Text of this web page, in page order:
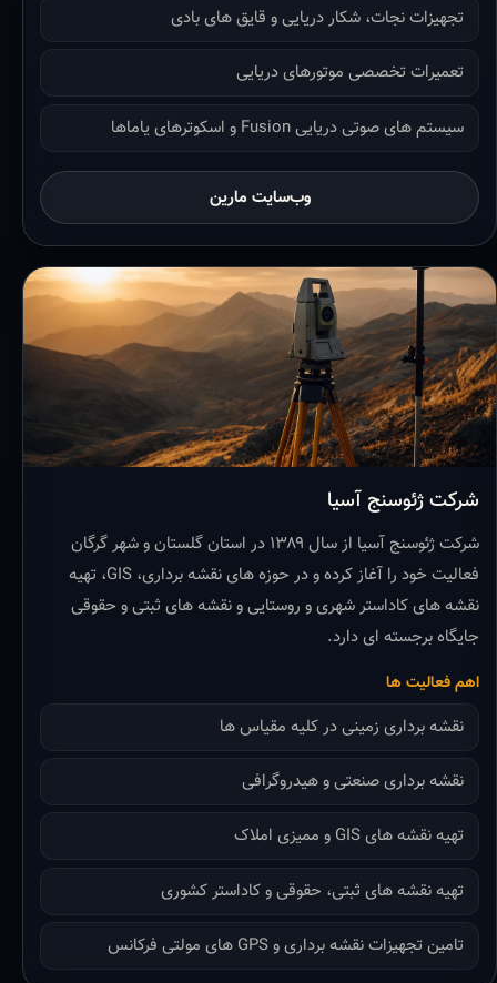
تجهیزات نجات، شکار دریایی و قایق های بادی
تعمیرات تخصصی موتورهای دریایی
سیستم های صوتی دریایی Fusion و اسکوترهای یاماها
وب‌سایت مارین
شرکت ژئوسنج آسیا
شرکت ژئوسنج آسیا از سال ۱۳۸۹ در استان گلستان و شهر گرگان
فعالیت خود را آغاز کرده و در حوزه های نقشه برداری، GIS، تهیه
نقشه های کاداستر شهری و روستایی و نقشه های ثبتی و حقوقی
جایگاه برجسته ای دارد.
اهم فعالیت ها
نقشه برداری زمینی در کلیه مقیاس ها
نقشه برداری صنعتی و هیدروگرافی
تهیه نقشه های GIS و ممیزی املاک
تهیه نقشه های ثبتی، حقوقی و کاداستر کشوری
تامین تجهیزات نقشه برداری و GPS های مولتی فرکانس